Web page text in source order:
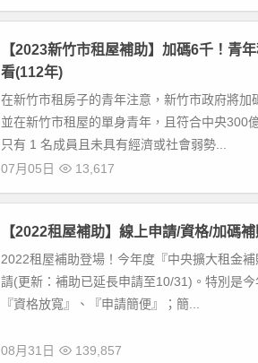
【2023新竹市租屋補助】加碼6千！青
看(112年)
在新竹市租房子的青年注意，新竹市政府將
並在新竹市租屋的單身青年，且符合中央300
只有 1 名成員且未具有經濟或社會弱勢...
07月05日
13,617
【2022租屋補助】線上申請/資格/加碼
2022租屋補助登場！今年度『中央擴大租金
請(更新：補助已延長申請至10/31)。特別是
『資格放寬』、『申請簡便』；簡...
08月31日 139,857